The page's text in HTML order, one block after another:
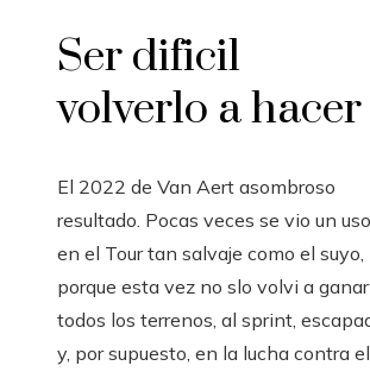
Ser dificil
volverlo a hacer
El 2022 de Van Aert asombroso
resultado. Pocas veces se vio un uso
en el Tour tan salvaje como el suyo,
porque esta vez no slo volvi a
todos los terrenos, al sprint,
y, por supuesto, en la lucha contra el